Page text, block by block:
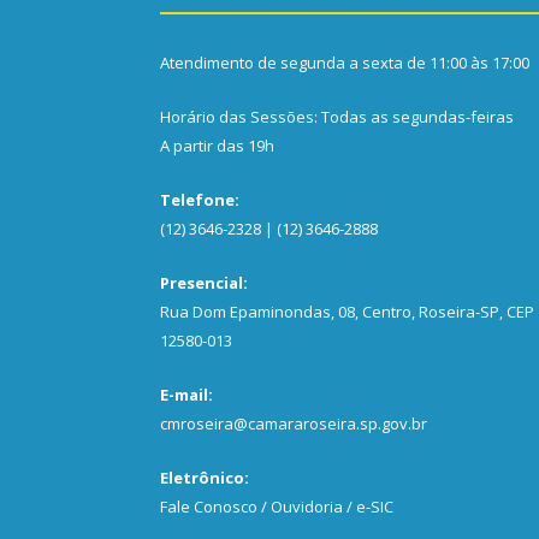
Atendimento de segunda a sexta de 11:00 às 17:00
Horário das Sessões: Todas as segundas-feiras
A partir das 19h
Telefone:
(12) 3646-2328 | (12) 3646-2888
Presencial:
Rua Dom Epaminondas, 08, Centro, Roseira-SP, CEP
12580-013
E-mail:
cmroseira@camararoseira.sp.gov.br
Eletrônico:
Fale Conosco / Ouvidoria / e-SIC